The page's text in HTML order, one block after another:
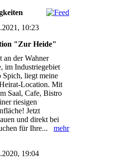
10:23
"Zur Heide"
an der Wahner
im Industriegebiet
Spich, liegt meine
Location. Mit
Saal, Cafe, Bistro
riesigen
Jetzt
und direkt bei
für Ihre... mehr
19:04